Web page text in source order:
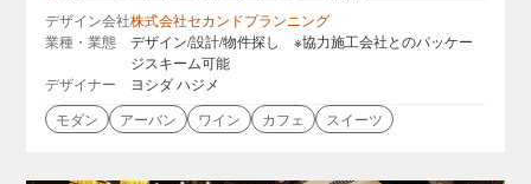
デザイン会社株式会社セカンドプランニング
業種・業態
デザイン/設計/物件探し ※協力施工会社とのパッケー
ジスキーム可能
デザイナー
ヨシダ ハジメ
モダン
アーバン ワイン カフェ スイーツ